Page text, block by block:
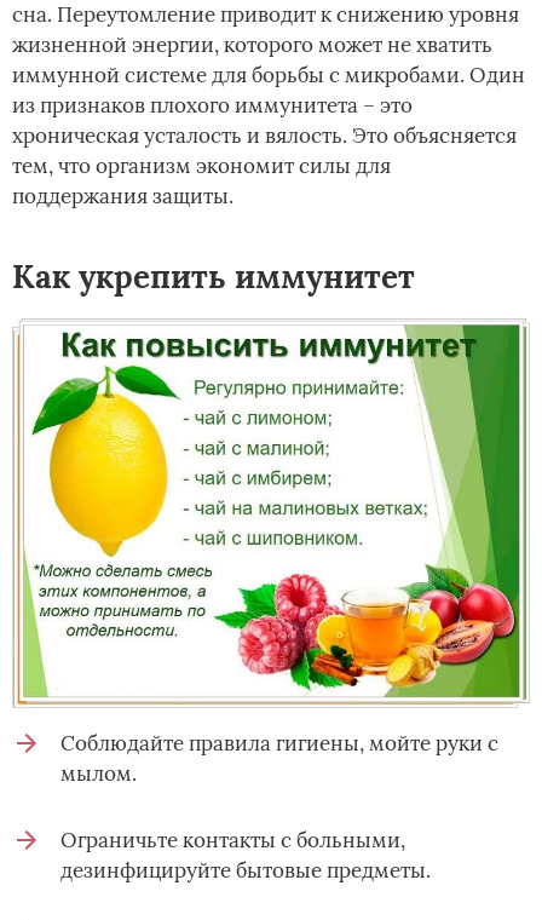
сна. Переутомление приводит к снижению уровня
жизненной энергии, которого может не хватить
иммунной системе для борьбы с микробами. Один
из признаков плохого иммунитета – это
хроническая усталость и вялость. Это объясняется
тем, что организм экономит силы для
поддержания защиты.
Как укрепить иммунитет
Соблюдайте правила гигиены, мойте руки с
мылом.
Ограничьте контакты с больными,
дезинфицируйте бытовые предметы.